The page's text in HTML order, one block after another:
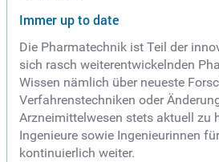
Immer up to date
Die Pharmatechnik ist Teil der
sich rasch weiterentwickelnden
Wissen nämlich über neueste
Verfahrenstechniken oder
Arzneimittelwesen stets aktuell zu
Ingenieure sowie Ingenieurinnen
kontinuierlich weiter.